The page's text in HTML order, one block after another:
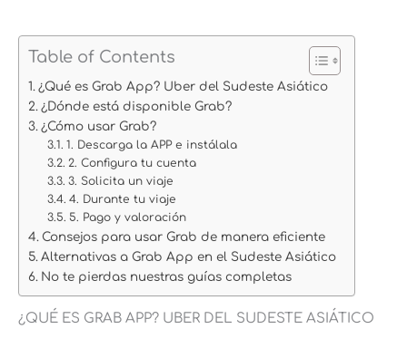
Table of Contents
¿Qué es Grab App? Uber del Sudeste Asiático
¿Dónde está disponible Grab?
¿Cómo usar Grab?
1. Descarga la APP e instálala
2. Configura tu cuenta
3. Solicita un viaje
4. Durante tu viaje
5. Pago y valoración
Consejos para usar Grab de manera eficiente
Alternativas a Grab App en el Sudeste Asiático
No te pierdas nuestras guías completas
¿QUÉ ES GRAB APP? UBER DEL SUDESTE ASIÁTICO